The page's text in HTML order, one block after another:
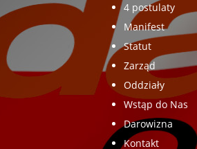
4 postulaty
Manifest
Statut
Zarząd
Oddziały
Wstąp do Nas
Darowizna
Kontakt